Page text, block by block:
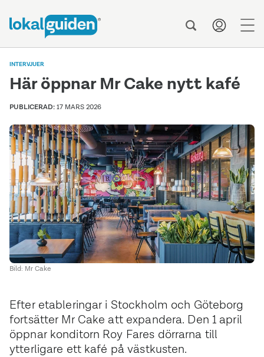
INTERVJUER
Här öppnar Mr Cake nytt kafé
PUBLICERAD:17 MARS 2026
Efter etableringar i Stockholm och Göteborg
fortsätter Mr Cake att expandera. Den 1 april
öppnar konditorn Roy Fares dörrarna till
ytterligare ett kafé på västkusten.
Bild: Mr Cake